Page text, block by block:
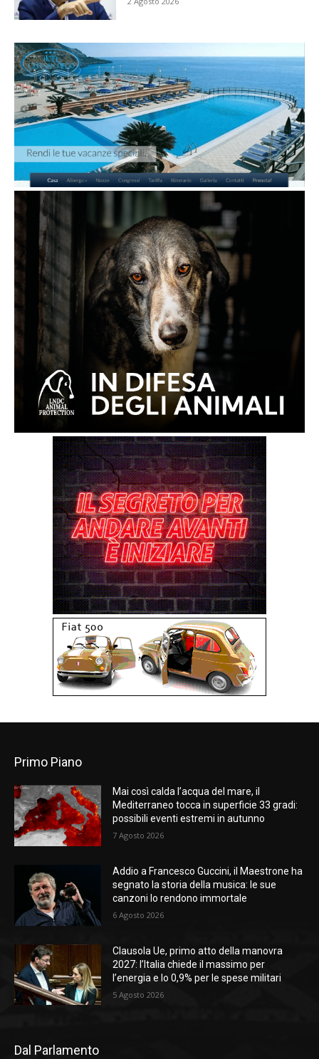
Primo Piano
Mai così calda l’acqua del mare, il
Mediterraneo tocca in superficie 33 gradi:
possibili eventi estremi in autunno
7 Agosto 2026
Addio a Francesco Guccini, il Maestrone ha
segnato la storia della musica: le sue
canzoni lo rendono immortale
6 Agosto 2026
Clausola Ue, primo atto della manovra
2027: l’Italia chiede il massimo per
l’energia e lo 0,9% per le spese militari
5 Agosto 2026
Dal Parlamento